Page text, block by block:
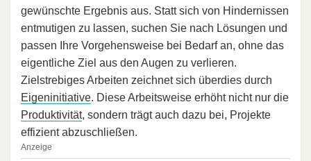
gewünschte Ergebnis aus. Statt sich von Hindernissen
entmutigen zu lassen, suchen Sie nach Lösungen und
passen Ihre Vorgehensweise bei Bedarf an, ohne das
eigentliche Ziel aus den Augen zu verlieren.
Zielstrebiges Arbeiten zeichnet sich überdies durch
Eigeninitiative. Diese Arbeitsweise erhöht nicht nur die
Produktivität, sondern trägt auch dazu bei, Projekte
effizient abzuschließen.
Anzeige